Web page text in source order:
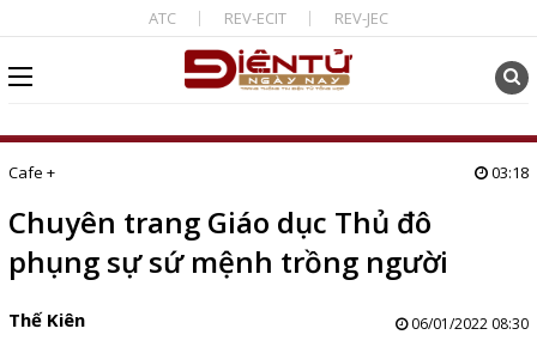
ATC REV-ECIT REV-JEC
Cafe + 03:18
Chuyên trang Giáo dục Thủ đô
phụng sự sứ mệnh trồng người
Thế Kiên 06/01/2022 08:30